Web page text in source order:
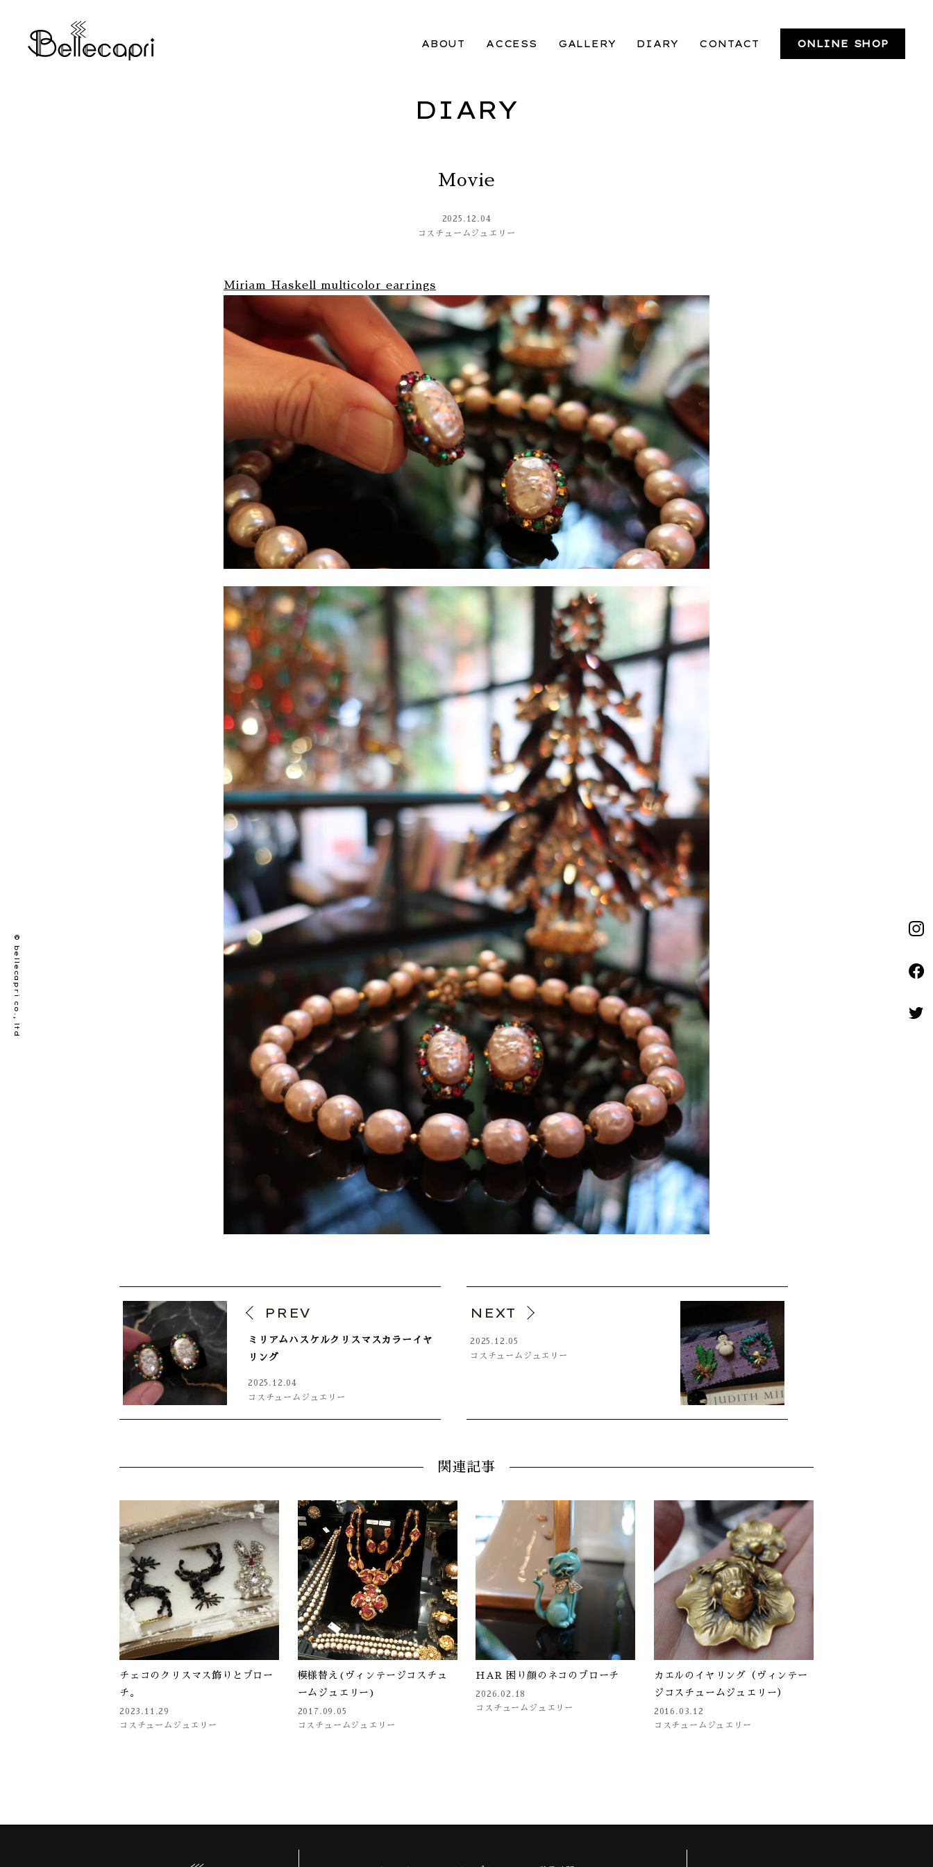
ABOUT ACCESS GALLERY DIARY CONTACT ONLINE SHOP
DIARY
Movie
2025.12.04
コスチュームジュエリー
Miriam Haskell multicolor earrings
PREV
ミリアムハスケルクリスマスカラーイヤ
リング
2025.12.04
コスチュームジュエリー
NEXT
2025.12.05
コスチュームジュエリー
関連記事
チェコのクリスマス飾りとブロー
チ。
2023.11.29
コスチュームジュエリー
模様替え(ヴィンテージコスチュ
ームジュエリー)
2017.09.05
コスチュームジュエリー
HAR 困り顔のネコのブローチ
2026.02.18
コスチュームジュエリー
カエルのイヤリング（ヴィンテー
ジコスチュームジュエリー）
2016.03.12
コスチュームジュエリー
© bellecapri co., ltd